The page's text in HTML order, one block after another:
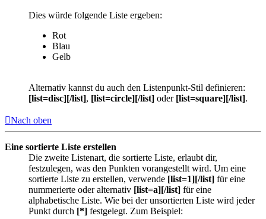
Dies würde folgende Liste ergeben:
Rot
Blau
Gelb
Alternativ kannst du auch den Listenpunkt-Stil definieren:
[list=disc][/list], [list=circle][/list] oder [list=square][/list].
Nach oben
Eine sortierte Liste erstellen
Die zweite Listenart, die sortierte Liste, erlaubt dir,
festzulegen, was den Punkten vorangestellt wird. Um eine
sortierte Liste zu erstellen, verwende [list=1][/list] für eine
nummerierte oder alternativ [list=a][/list] für eine
alphabetische Liste. Wie bei der unsortierten Liste wird jeder
Punkt durch [*] festgelegt. Zum Beispiel: